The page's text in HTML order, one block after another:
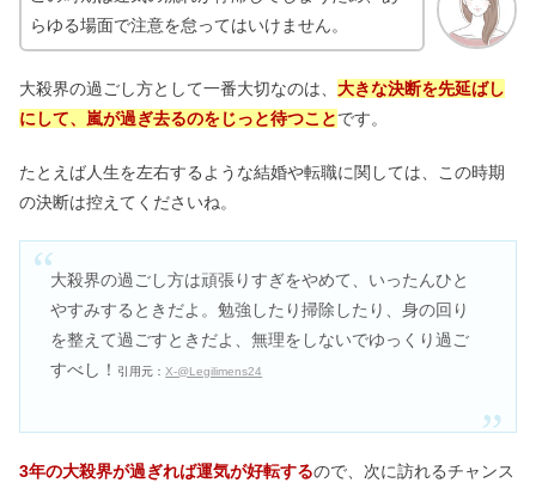
らゆる場面で注意を怠ってはいけません。
大殺界の過ごし方として一番大切なのは、 大きな決断を先延ばし
にして、嵐が過ぎ去るのをじっと待つことです。
たとえば人生を左右するような結婚や転職に関しては、この時期
の決断は控えてくださいね。
大殺界の過ごし方は頑張りすぎをやめて、いったんひと
やすみするときだよ。勉強したり掃除したり、身の回り
を整えて過ごすときだよ、無理をしないでゆっくり過ご
すべし！
引用元：X-@Legilimens24
3年の大殺界が過ぎれば運気が好転するので、次に訪れるチャンス